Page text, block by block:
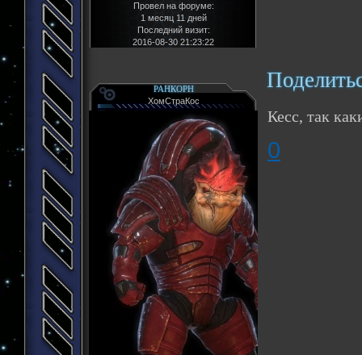
Провел на форуме:
1 месяц 11 дней
Последний визит:
2016-08-30 21:23:22
РАНКОРН
ХомСтраКос
Кесс, так
0